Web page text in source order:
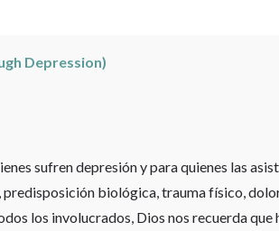
Depression)
sufren depresión y para quienes las
predisposición biológica, trauma físico,
los involucrados, Dios nos recuerda que